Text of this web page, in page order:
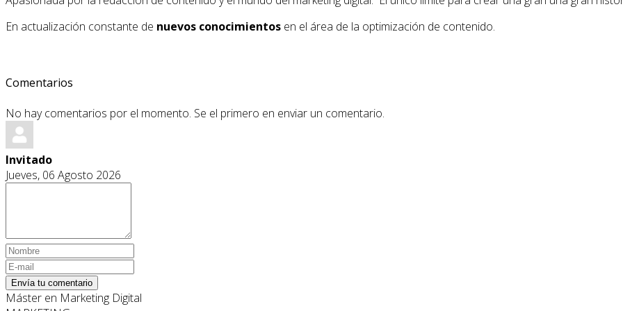
En actualización constante de nuevos conocimientos en el área de la optimización de contenido.
Comentarios
No hay comentarios por el momento. Se el primero en enviar un comentario.
Invitado
Jueves, 06 Agosto 2026
Envía tu comentario
Máster en Marketing Digital